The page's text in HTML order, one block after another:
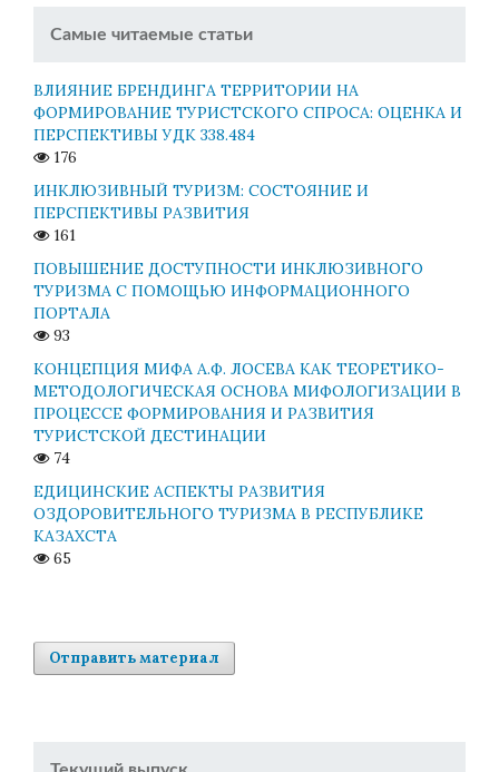
Самые читаемые статьи
ВЛИЯНИЕ БРЕНДИНГА ТЕРРИТОРИИ НА
ФОРМИРОВАНИЕ ТУРИСТСКОГО СПРОСА: ОЦЕНКА И
ПЕРСПЕКТИВЫ УДК 338.484
176
ИНКЛЮЗИВНЫЙ ТУРИЗМ: СОСТОЯНИЕ И
ПЕРСПЕКТИВЫ РАЗВИТИЯ
161
ПОВЫШЕНИЕ ДОСТУПНОСТИ ИНКЛЮЗИВНОГО
ТУРИЗМА С ПОМОЩЬЮ ИНФОРМАЦИОННОГО
ПОРТАЛА
93
КОНЦЕПЦИЯ МИФА А.Ф. ЛОСЕВА КАК ТЕОРЕТИКО-
МЕТОДОЛОГИЧЕСКАЯ ОСНОВА МИФОЛОГИЗАЦИИ В
ПРОЦЕССЕ ФОРМИРОВАНИЯ И РАЗВИТИЯ
ТУРИСТСКОЙ ДЕСТИНАЦИИ
74
ЕДИЦИНСКИЕ АСПЕКТЫ РАЗВИТИЯ
ОЗДОРОВИТЕЛЬНОГО ТУРИЗМА В РЕСПУБЛИКЕ
КАЗАХСТА
65
Отправить материал